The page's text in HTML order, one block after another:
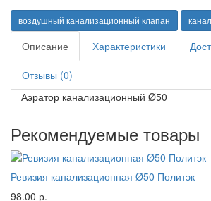
воздушный канализационный клапан
Описание Характеристики
Отзывы (0)
Аэратор канализационный Ø50
Рекомендуемые товары
Ревизия канализационная Ø50 Политэк
98.00 р.